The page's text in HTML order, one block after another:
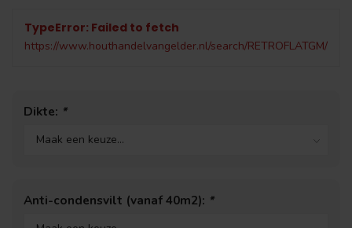
TypeError: Failed to fetch
https://www.houthandelvangelder.nl/search/RETROFLATGM/
Dikte: *
Anti-condensvilt (vanaf 40m2): *